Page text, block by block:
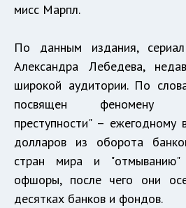
мисс Марпл.
По данным издания,
Александра Лебедева,
широкой аудитории. По
посвящен феномену
преступности" – ежегодному
долларов из оборота
стран мира и
офшоры, после чего они
десятках банков и фондов.